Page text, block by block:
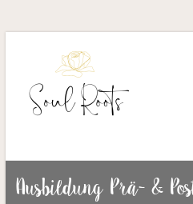
Ausbildung Prä- &